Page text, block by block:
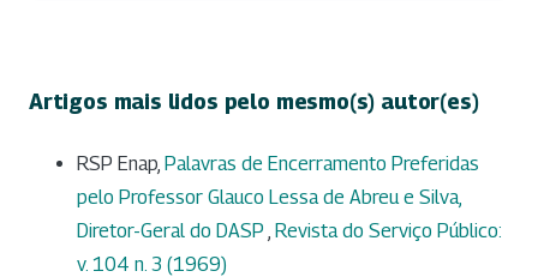
Artigos mais lidos pelo mesmo(s) autor(es)
RSP Enap, Palavras de Encerramento Preferidas
pelo Professor Glauco Lessa de Abreu e Silva,
Diretor-Geral do DASP Revista do Serviço Público:
v. 104 n. 3 (1969)